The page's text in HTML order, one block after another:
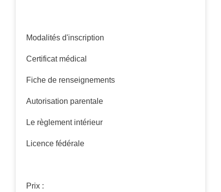
Modalités d'inscription
Certificat médical
Fiche de renseignements
Autorisation parentale
Le règlement intérieur
Licence fédérale
Prix :